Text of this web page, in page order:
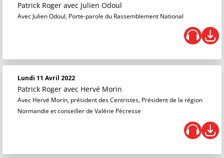
Patrick Roger avec Julien Odoul
Avec Julien Odoul, Porte-parole du Rassemblement National
Lundi 11 Avril 2022
Patrick Roger avec Hervé Morin
Avec Hervé Morin, président des Centristes, Président de la région
Normandie et conseiller de Valérie Pécresse